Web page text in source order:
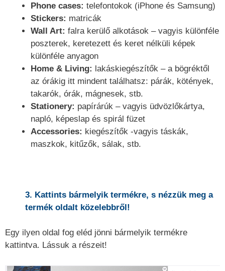
Phone cases: telefontokok (iPhone és Samsung)
Stickers: matricák
Wall Art: falra kerülő alkotások – vagyis különféle
poszterek, keretezett és keret nélküli képek
különféle anyagon
Home & Living: lakáskiegészítők – a bögréktől
az órákig itt mindent találhatsz: párák, kötények,
takarók, órák, mágnesek, stb.
Stationery: papírárúk – vagyis üdvözlőkártya,
napló, képeslap és spirál füzet
Accessories: kiegészítők -vagyis táskák,
maszkok, kitűzők, sálak, stb.
3. Kattints bármelyik termékre, s nézzük meg a
termék oldalt közelebbről!
Egy ilyen oldal fog eléd jönni bármelyik termékre
kattintva. Lássuk a részeit!